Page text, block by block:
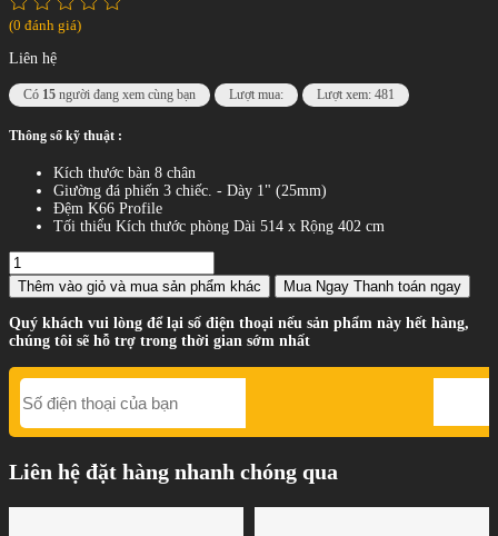
(0 đánh giá)
Liên hệ
Có 15 người đang xem cùng bạn Lượt mua: Lượt xem: 481
Thông số kỹ thuật :
Kích thước bàn 8 chân
Giường đá phiến 3 chiếc. - Dày 1" (25mm)
Đệm K66 Profile
Tối thiểu Kích thước phòng Dài 514 x Rộng 402 cm
Thêm vào giỏ và mua sản phẩm khác Mua Ngay Thanh toán ngay
Quý khách vui lòng để lại số điện thoại nếu sản phẩm này hết hàng,
chúng tôi sẽ hỗ trợ trong thời gian sớm nhất
Liên hệ đặt hàng nhanh chóng qua